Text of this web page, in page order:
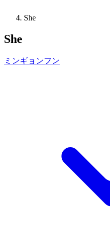
She
She
ミンギョンフン